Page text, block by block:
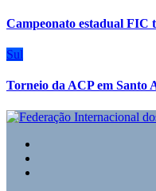
Campeonato estadual FIC
Sul
Torneio da ACP em Santo